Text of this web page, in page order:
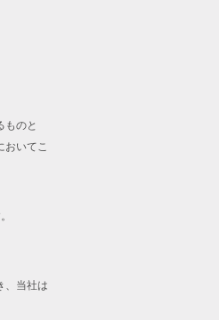
ものと
おいてこ
、当社は